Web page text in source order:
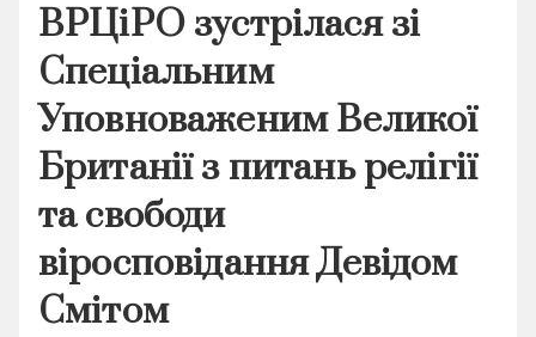
ВРЦіРО зустрілася зі
Спеціальним
Уповноваженим Великої
Британії з питань релігії
та свободи
віросповідання Девідом
Смітом